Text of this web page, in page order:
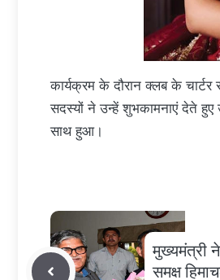
कार्यक्रम के दौरान क्लब के
सदस्यों ने उन्हें शुभकामनाएं देते हुए
साथ हुआ।
मुख्यमंत्री
समक्ष